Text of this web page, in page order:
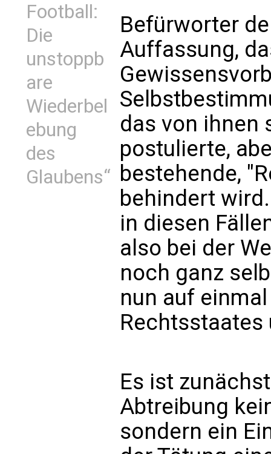
Football:
Die
unstoppb
are
Wiederbel
ebung
des
Glaubens“
Befürworter
Auffassung,
das von ihnen
postulierte,
bestehende,
behindert
in diesen
also bei der
noch ganz
nun auf
Es ist
Abtreibung
sondern ein